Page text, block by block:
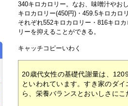
340キロカロリー。なお、味噌汁やお
キロカロリー(450円)・459.5キロカロ
それぞれ552キロカロリー・816キロ
リーを抑えることができる。
キャッチコピーいわく
20歳代女性の基礎代謝量は、
といわれています。すき家のダ
ら、栄養バランスとおいしさに